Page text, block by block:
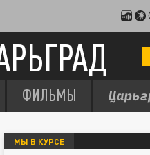
ФИЛЬМЫ
МЫ В КУРСЕ